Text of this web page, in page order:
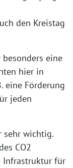
den Kreistag
eine
hier in
eine Förderung
jeden
sehr wichtig.
CO2
Infrastruktur für